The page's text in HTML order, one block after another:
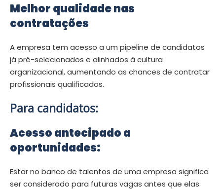
Melhor qualidade nas
contratações
A empresa tem acesso a um pipeline de candidatos
já pré-selecionados e alinhados à cultura
organizacional, aumentando as chances de contratar
profissionais qualificados.
Para candidatos:
Acesso antecipado a
oportunidades:
Estar no banco de talentos de uma empresa significa
ser considerado para futuras vagas antes que elas